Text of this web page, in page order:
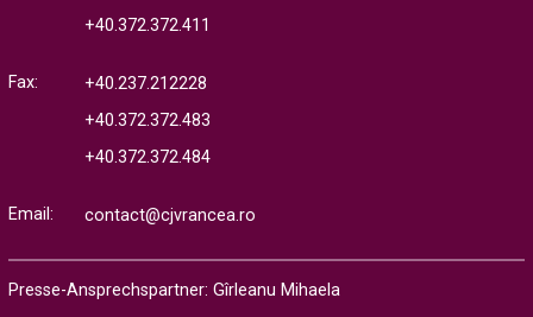
+40.372.372.411
Fax:
+40.237.212228
+40.372.372.483
+40.372.372.484
Email: contact@cjvrancea.ro
Presse-Ansprechspartner: Gîrleanu Mihaela